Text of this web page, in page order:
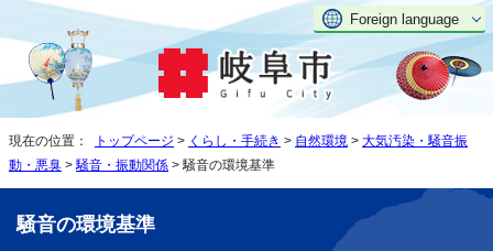
Foreign language
現在の位置： トップページ > くらし・手続き > 自然環境 > 大気汚染・騒音振
動・悪臭 > 騒音・振動関係 > 騒音の環境基準
騒音の環境基準